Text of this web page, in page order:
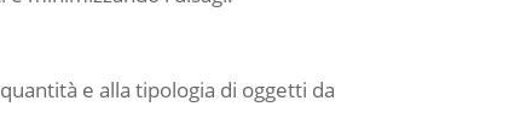
e alla tipologia di oggetti da